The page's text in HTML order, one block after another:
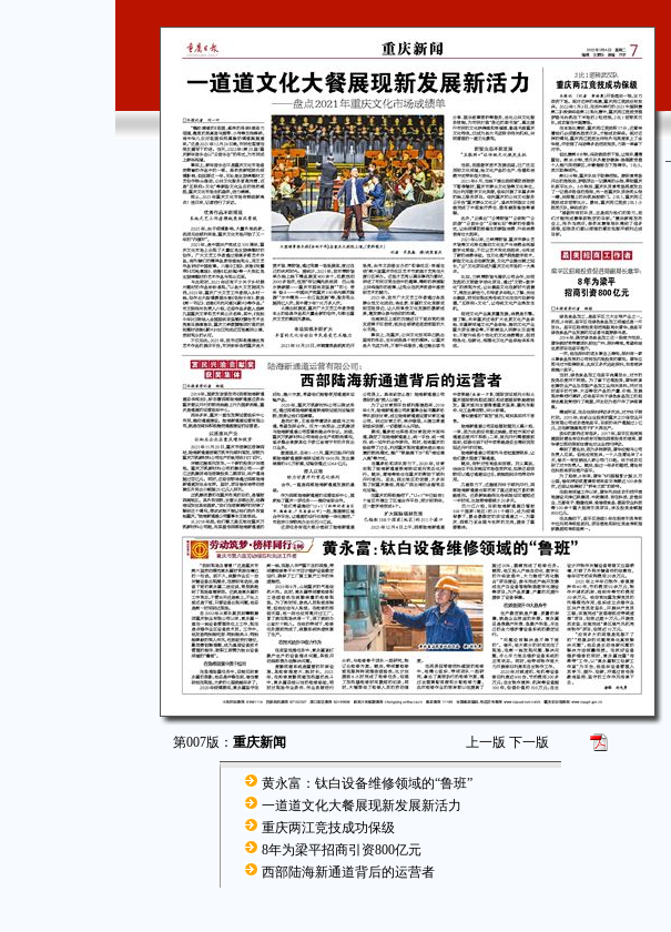
第007版： 重庆新闻 上一版 下一版
黄永富：钛白设备维修领域的“鲁班”
一道道文化大餐展现新发展新活力
重庆两江竞技成功保级
8年为梁平招商引资800亿元
西部陆海新通道背后的运营者